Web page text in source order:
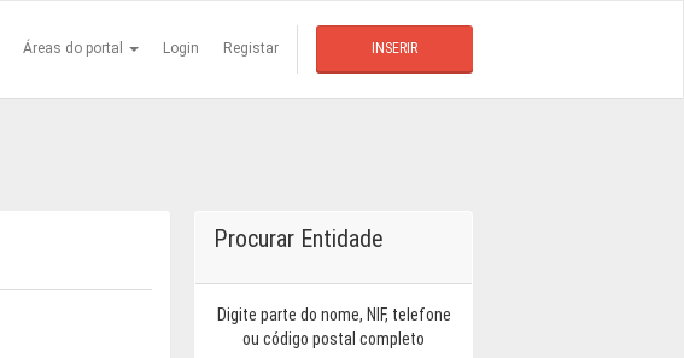
Áreas do portal Login Registar INSERIR
Procurar Entidade
Digite parte do nome, NIF, telefone
ou código postal completo